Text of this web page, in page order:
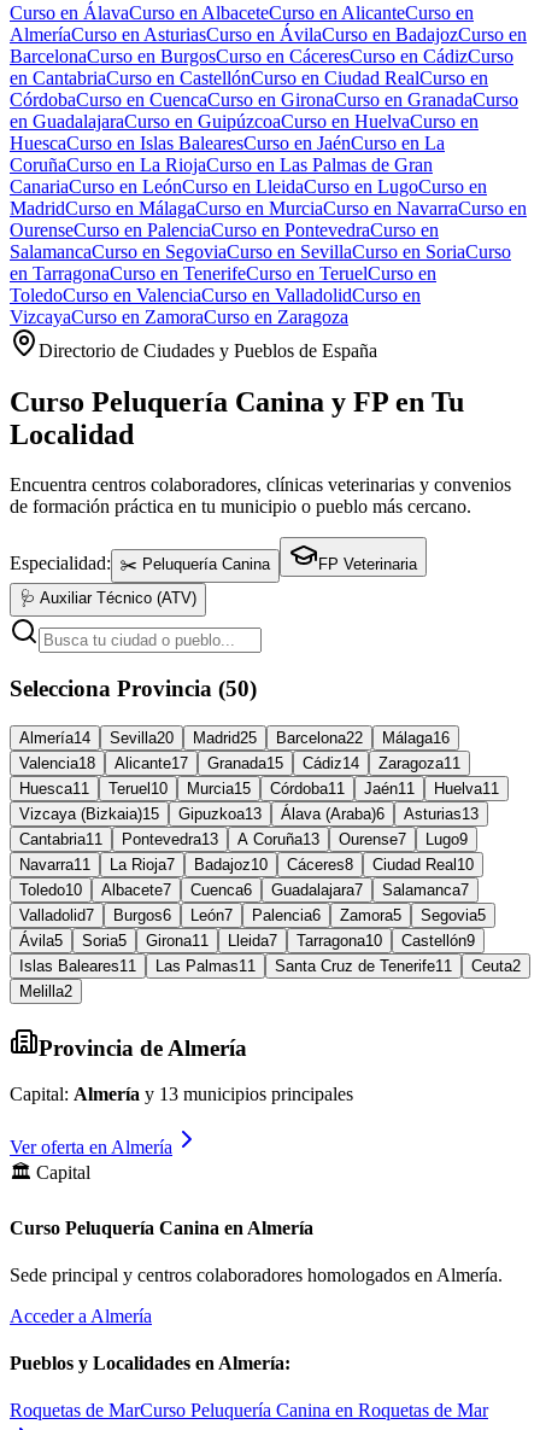
Curso en ÁlavaCurso en AlbaceteCurso en AlicanteCurso en
AlmeríaCurso en AsturiasCurso en ÁvilaCurso en BadajozCurso en
BarcelonaCurso en BurgosCurso en CáceresCurso en CádizCurso
en CantabriaCurso en CastellónCurso en Ciudad RealCurso en
CórdobaCurso en CuencaCurso en GironaCurso en GranadaCurso
en GuadalajaraCurso en GuipúzcoaCurso en HuelvaCurso en
HuescaCurso en Islas BalearesCurso en JaénCurso en La
CoruñaCurso en La RiojaCurso en Las Palmas de Gran
CanariaCurso en LeónCurso en LleidaCurso en LugoCurso en
MadridCurso en MálagaCurso en MurciaCurso en NavarraCurso en
OurenseCurso en PalenciaCurso en PontevedraCurso en
SalamancaCurso en SegoviaCurso en SevillaCurso en SoriaCurso
en TarragonaCurso en TenerifeCurso en TeruelCurso en
ToledoCurso en ValenciaCurso en ValladolidCurso en
VizcayaCurso en ZamoraCurso en Zaragoza
Directorio de Ciudades y Pueblos de España
Curso Peluquería Canina y FP en Tu
Localidad
Encuentra centros colaboradores, clínicas veterinarias y convenios
de formación práctica en tu municipio o pueblo más cercano.
Especialidad: ✂️ Peluquería Canina
FP Veterinaria
🩺 Auxiliar Técnico (ATV)
Selecciona Provincia (50)
Almería14 Sevilla20 Madrid25 Barcelona22 Málaga16
Valencia18 Alicante17 Granada15 Cádiz14 Zaragoza11
Huesca11 Teruel 10 Murcia15 Córdoba11 Jaén11 Huelva11
Vizcaya (Bizkaia)15 Gipuzkoa13 Álava (Araba)6 Asturias13
Cantabria11 Pontevedra13 A Coruña13 Ourense7 Lugo9
Navarra11 La Rioja7 Badajoz10 Cáceres8 Ciudad Real 10
Toledo10 Albacete7 Cuenca6 Guadalajara7 Salamanca7
Valladolid7 Burgos6 León7 Palencia6 Zamora5 Segovia5
Ávila5 Soria5 Girona11 Lleida7 Tarragona10 Castellón9
Islas Baleares11 Las Palmas11 Santa Cruz de Tenerife11 Ceuta2
Melilla2
Provincia de Almería
Capital: Almería y 13 municipios principales
Ver oferta en Almería
🏛️ Capital
Curso Peluquería Canina en Almería
Sede principal y centros colaboradores homologados en Almería.
Acceder a Almería
Pueblos y Localidades en Almería:
Roquetas de MarCurso Peluquería Canina en Roquetas de Mar